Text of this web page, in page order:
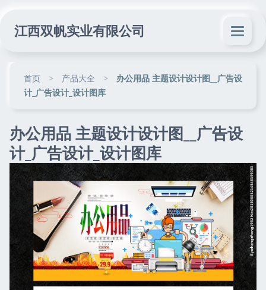
江西双帆实业有限公司
首页 > 产品大全 >
办公用品 主题设计设计图__广告设
计_广告设计_设计图库
办公用品 主题设计设计图__广告设
计_广告设计_设计图库